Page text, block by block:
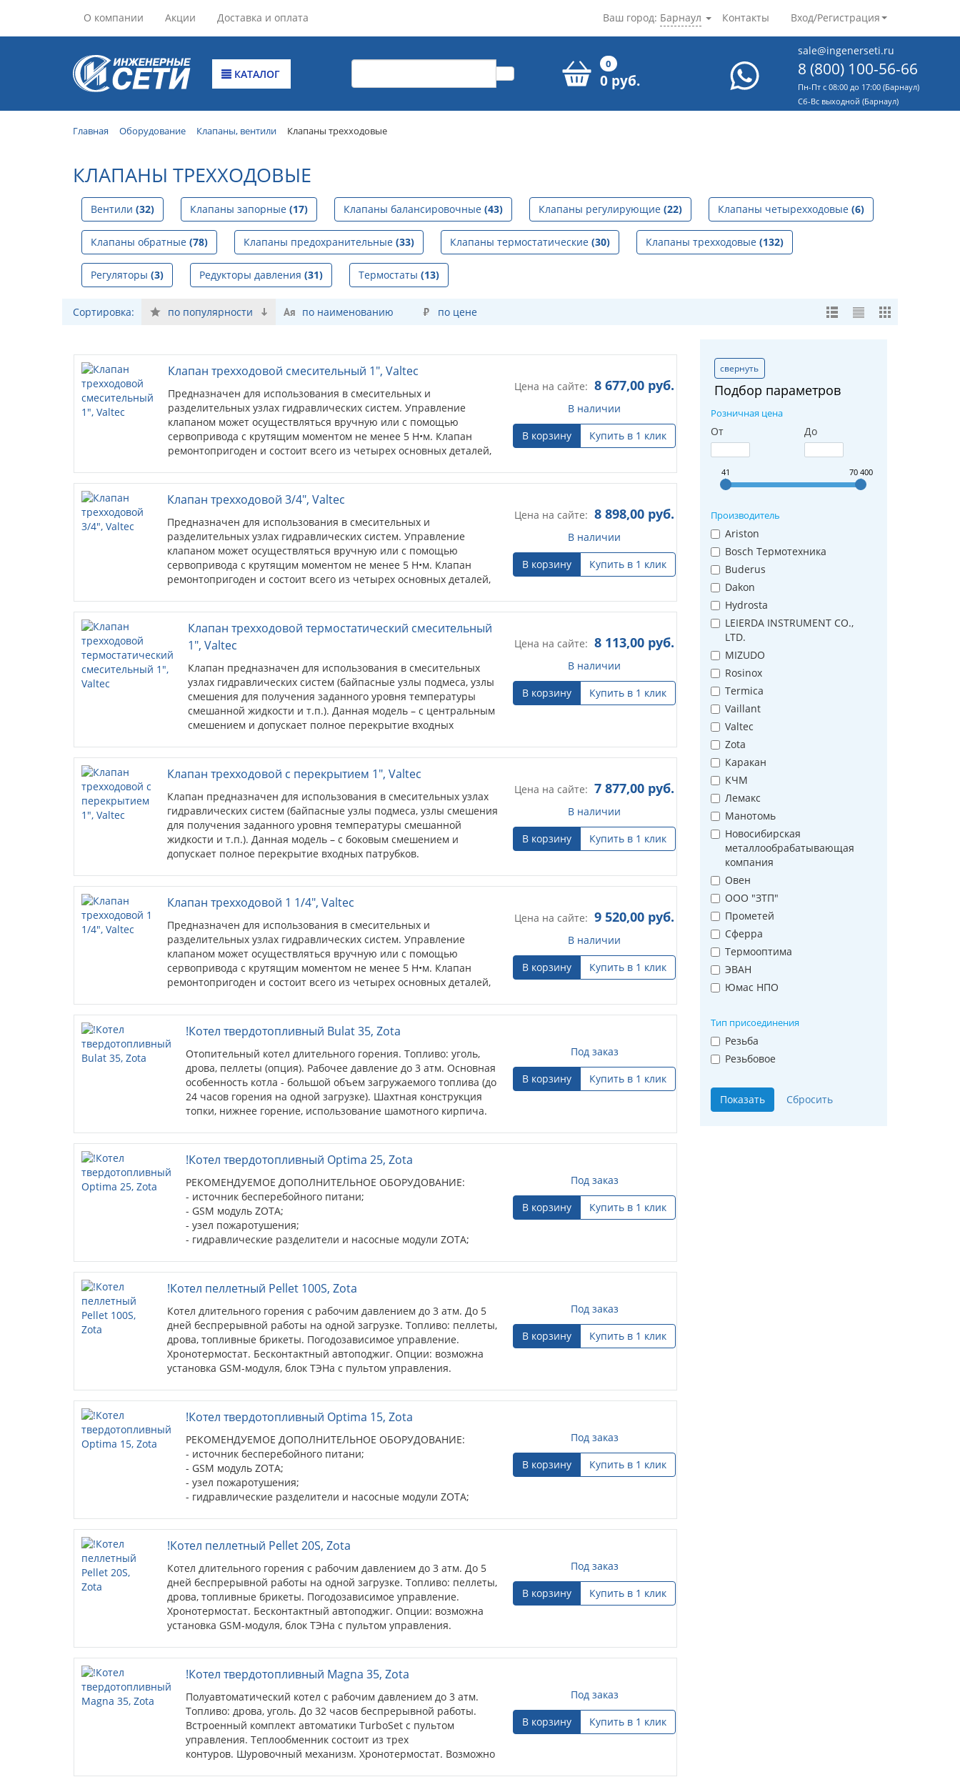
О компании Акции Доставка и оплата Контакты Вход/Регистрация
Ваш город: Барнаул
КАТАЛОГ
0
0 руб.
sale@ingenerseti.ru
8 (800) 100-56-66
Пн-Пт с 08:00 до 17:00 (Барнаул)
Cб-Вс выходной (Барнаул)
Главная Оборудование Клапаны, вентили Клапаны трехходовые
КЛАПАНЫ ТРЕХХОДОВЫЕ
Вентили (32) Клапаны запорные (17) Клапаны балансировочные (43) Клапаны регулирующие (22) Клапаны четырехходовые (6)
Клапаны обратные (78) Клапаны предохранительные (33) Клапаны термостатические (30) Клапаны трехходовые (132)
Регуляторы (3) Редукторы давления (31) Термостаты (13)
Сортировка: по популярности по наименованию по цене
свернуть
Подбор параметров
Розничная цена
От До
41 70 400
Производитель
Ariston
Bosch Термотехника
Buderus
Dakon
Hydrosta
LEIERDA INSTRUMENT CO.,
LTD.
MIZUDO
Rosinox
Termica
Vaillant
Valtec
Zota
Каракан
КЧМ
Лемакс
Манотомь
Новосибирская
металлообрабатывающая
компания
Овен
ООО "ЗТП"
Прометей
Сферра
Термооптима
ЭВАН
Юмас НПО
Тип присоединения
Резьба
Резьбовое
Клапан трехходовой смесительный 1", Valtec
Предназначен для использования в смесительных и
разделительных узлах гидравлических систем. Управление
клапаном может осуществляться вручную или с помощью
сервопривода с крутящим моментом не менее 5 Н•м. Клапан
ремонтопригоден и состоит всего из четырех основных деталей,
Цена на сайте: 8 677,00 руб.
В наличии
В корзину
Купить в 1 клик
Клапан трехходовой 3/4", Valtec
Предназначен для использования в смесительных и
разделительных узлах гидравлических систем. Управление
клапаном может осуществляться вручную или с помощью
сервопривода с крутящим моментом не менее 5 Н•м. Клапан
ремонтопригоден и состоит всего из четырех основных деталей,
Цена на сайте: 8 898,00 руб.
В наличии
В корзину
Купить в 1 клик
Клапан трехходовой термостатический смесительный
1", Valtec
Клапан предназначен для использования в смесительных
узлах гидравлических систем (байпасные узлы подмеса, узлы
смешения для получения заданного уровня температуры
смешанной жидкости и т.п.). Данная модель – c центральным
смешением и допускает полное перекрытие входных
Цена на сайте: 8 113,00 руб.
В наличии
В корзину
Купить в 1 клик
Клапан трехходовой с перекрытием 1", Valtec
Клапан предназначен для использования в смесительных узлах
гидравлических систем (байпасные узлы подмеса, узлы смешения
для получения заданного уровня температуры смешанной
жидкости и т.п.). Данная модель – c боковым смешением и
допускает полное перекрытие входных патрубков.
Цена на сайте: 7 877,00 руб.
В наличии
В корзину
Купить в 1 клик
Клапан трехходовой 1 1/4", Valtec
Предназначен для использования в смесительных и
разделительных узлах гидравлических систем. Управление
клапаном может осуществляться вручную или с помощью
сервопривода с крутящим моментом не менее 5 Н•м. Клапан
ремонтопригоден и состоит всего из четырех основных деталей,
Цена на сайте: 9 520,00 руб.
В наличии
В корзину
Купить в 1 клик
!Котел твердотопливный Bulat 35, Zota
Отопительный котел длительного горения. Топливо: уголь,
дрова, пеллеты (опция). Рабочее давление до 3 атм. Основная
особенность котла - большой объем загружаемого топлива (до
24 часов горения на одной загрузке). Шахтная конструкция
топки, нижнее горение, использование шамотного кирпича.
Под заказ
В корзину
Купить в 1 клик
!Котел твердотопливный Optima 25, Zota
РЕКОМЕНДУЕМОЕ ДОПОЛНИТЕЛЬНОЕ ОБОРУДОВАНИЕ:
- источник бесперебойного питани;
- GSM модуль ZOTA;
- узел пожаротушения;
- гидравлические разделители и насосные модули ZOTA;
Под заказ
В корзину
Купить в 1 клик
!Котел пеллетный Pellet 100S, Zota
Котел длительного горения с рабочим давлением до 3 атм. До 5
дней беспрерывной работы на одной загрузке. Топливо: пеллеты,
дрова, топливные брикеты. Погодозависимое управление.
Хронотермостат. Бесконтактный автоподжиг. Опции: возможна
установка GSM-модуля, блок ТЭНа с пультом управления.
Под заказ
В корзину
Купить в 1 клик
!Котел твердотопливный Optima 15, Zota
РЕКОМЕНДУЕМОЕ ДОПОЛНИТЕЛЬНОЕ ОБОРУДОВАНИЕ:
- источник бесперебойного питани;
- GSM модуль ZOTA;
- узел пожаротушения;
- гидравлические разделители и насосные модули ZOTA;
Под заказ
В корзину
Купить в 1 клик
!Котел пеллетный Pellet 20S, Zota
Котел длительного горения с рабочим давлением до 3 атм. До 5
дней беспрерывной работы на одной загрузке. Топливо: пеллеты,
дрова, топливные брикеты. Погодозависимое управление.
Хронотермостат. Бесконтактный автоподжиг. Опции: возможна
установка GSM-модуля, блок ТЭНа с пультом управления.
Под заказ
В корзину
Купить в 1 клик
!Котел твердотопливный Magna 35, Zota
Полуавтоматический котел с рабочим давлением до 3 атм.
Топливо: дрова, уголь. До 32 часов беспрерывной работы.
Встроенный комплект автоматики TurboSet с пультом
управления. Теплообменник состоит из трех
контуров. Шуровочный механизм. Хронотермостат. Возможно
Под заказ
В корзину
Купить в 1 клик